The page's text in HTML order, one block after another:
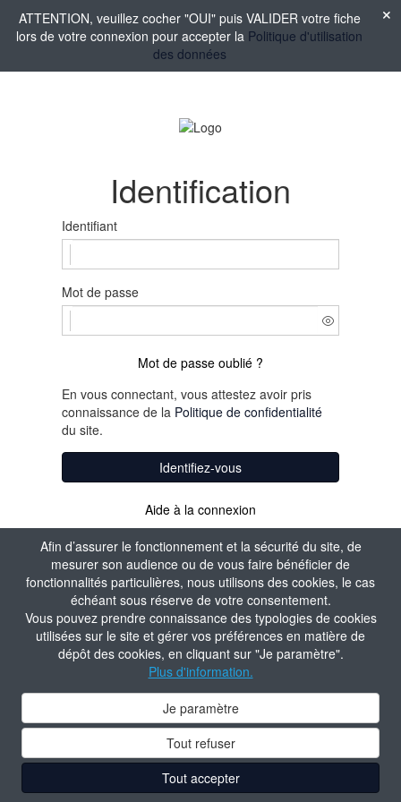
Afin d’assurer le fonctionnement et la sécurité du site, de
mesurer son audience ou de vous faire bénéficier de
fonctionnalités particulières, nous utilisons des cookies, le cas
échéant sous réserve de votre consentement.
Vous pouvez prendre connaissance des typologies de cookies
utilisées sur le site et gérer vos préférences en matière de
dépôt des cookies, en cliquant sur "Je paramètre".
Plus d'information.
Je paramètre
Tout refuser
Tout accepter
ATTENTION, veuillez cocher "OUI" puis VALIDER votre fiche
lors de votre connexion pour accepter la Politique d'utilisation
des données
Identification
Identifiant
Mot de passe
Mot de passe oublié ?
En vous connectant, vous attestez avoir pris
connaissance de la Politique de confidentialité
du site.
Identifiez-vous
Aide à la connexion